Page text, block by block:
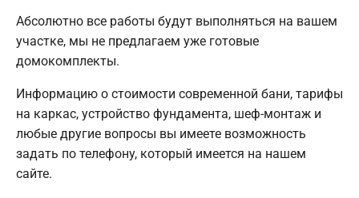
Абсолютно все работы будут выполняться на вашем
участке, мы не предлагаем уже готовые
домокомплекты.
Информацию о стоимости современной бани, тарифы
на каркас, устройство фундамента, шеф-монтаж и
любые другие вопросы вы имеете возможность
задать по телефону, который имеется на нашем
сайте.